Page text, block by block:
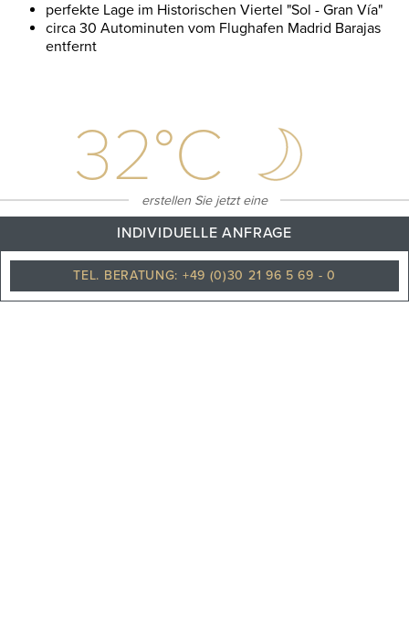
erstellen Sie jetzt eine
INDIVIDUELLE ANFRAGE
TEL. BERATUNG: +49 (0)30 21 96 5 69 - 0
perfekte Lage im Historischen Viertel "Sol - Gran Vía"
circa 30 Autominuten vom Flughafen Madrid Barajas
entfernt
32°C
Klarer himmel